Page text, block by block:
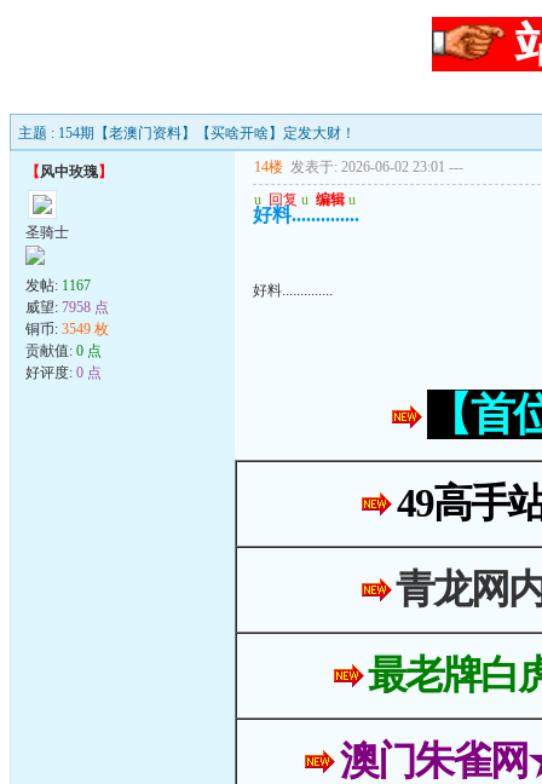
主题 : 154期【老澳门资料】【买啥开啥】定发大财！
【风中玫瑰】
圣骑士
发帖: 1167
威望: 7958 点
铜币: 3549 枚
贡献值: 0 点
好评度: 0 点
14楼 发表于: 2026-06-02 23:01 ---
u 回复 u 编辑 u
好料..............
好料..............
【
49高手
青龙网
最老牌白
澳门朱雀